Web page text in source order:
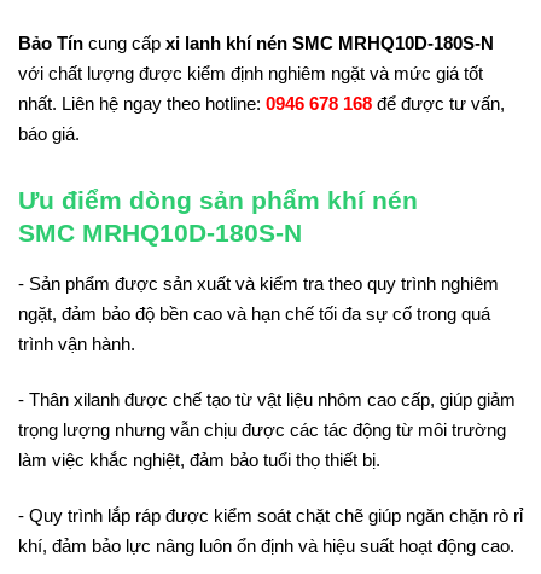
Bảo Tín cung cấp xi lanh khí nén SMC MRHQ10D-180S-N
với chất lượng được kiểm định nghiêm ngặt và mức giá tốt
nhất. Liên hệ ngay theo hotline: 0946 678 168 để được tư vấn,
báo giá.
Ưu điểm dòng sản phẩm khí nén
SMC MRHQ10D-180S-N
- Sản phẩm được sản xuất và kiểm tra theo quy trình nghiêm
ngặt, đảm bảo độ bền cao và hạn chế tối đa sự cố trong quá
trình vận hành.
- Thân xilanh được chế tạo từ vật liệu nhôm cao cấp, giúp giảm
trọng lượng nhưng vẫn chịu được các tác động từ môi trường
làm việc khắc nghiệt, đảm bảo tuổi thọ thiết bị.
- Quy trình lắp ráp được kiểm soát chặt chẽ giúp ngăn chặn rò rỉ
khí, đảm bảo lực nâng luôn ổn định và hiệu suất hoạt động cao.